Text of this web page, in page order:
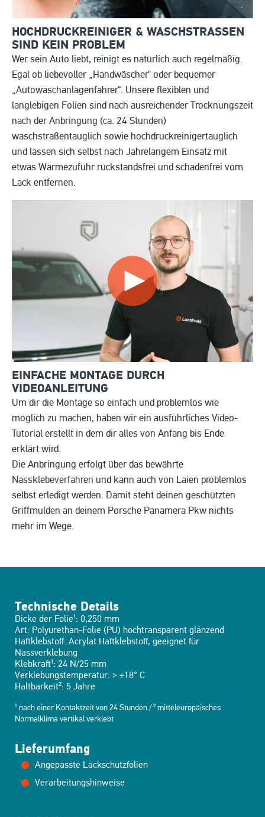
HOCHDRUCKREINIGER & WASCHSTRASSEN S
IND KEIN PROBLEM
Wer sein Auto liebt, reinigt es natürlich auch regelmäßig.
Egal ob liebevoller „Handwäscher“ oder bequemer
„Autowaschanlagenfahrer“. Unsere flexiblen und
langlebigen Folien sind nach ausreichender Trocknungszeit
nach der Anbringung (ca. 24 Stunden)
waschstraßentauglich sowie hochdruckreinigertauglich
und lassen sich selbst nach Jahrelangem Einsatz mit
etwas Wärmezufuhr rückstandsfrei und schadenfrei vom
Lack entfernen.
EINFACHE MONTAGE DURCH
VIDEOANLEITUNG
Um dir die Montage so einfach und problemlos wie
möglich zu machen, haben wir ein ausführliches Video-
Tutorial erstellt in dem dir alles von Anfang bis Ende
erklärt wird.
Die Anbringung erfolgt über das bewährte
Nassklebeverfahren und kann auch von Laien problemlos
selbst erledigt werden. Damit steht deinen geschützten
Griffmulden an deinem Porsche Panamera Pkw nichts
mehr im Wege.
Technische Details
Dicke der Folie¹: 0,250 mm
Art: Polyurethan-Folie (PU) hochtransparent glänzend
Haftklebstoff: Acrylat Haftklebstoff, geeignet für
Nassverklebung
Klebkraft¹: 24 N/25 mm
Verklebungstemperatur: > +18° C
Haltbarkeit²: 5 Jahre
¹ nach einer Kontaktzeit von 24 Stunden / ² mitteleuropäisches
Normalklima vertikal verklebt
Lieferumfang
Angepasste Lackschutzfolien
Verarbeitungshinweise